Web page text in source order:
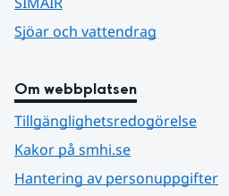
Sjöar och vattendrag
Om webbplatsen
Tillgänglighetsredogörelse
Kakor på smhi.se
Hantering av personuppgifter